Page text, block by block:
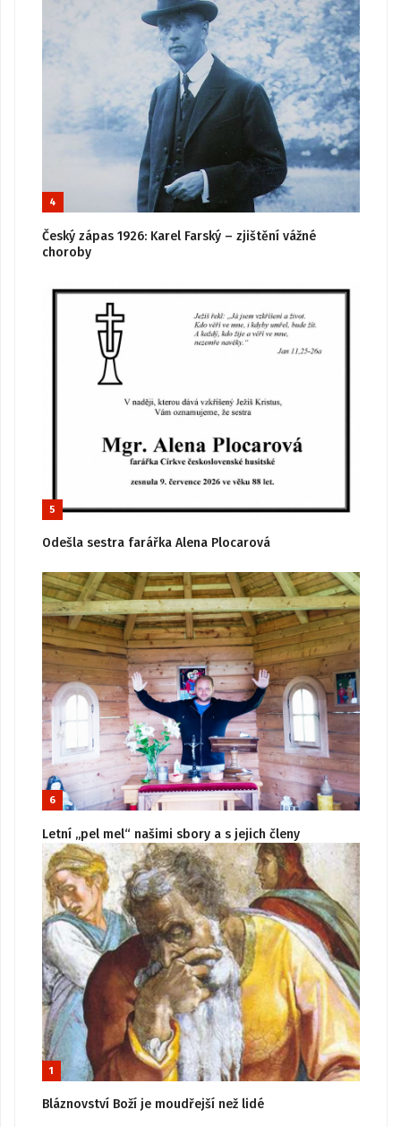
4
Český zápas 1926: Karel Farský – zjištění vážné
choroby
5
Odešla sestra farářka Alena Plocarová
6
Letní „pel mel“ našimi sbory a s jejich členy
1
Bláznovství Boží je moudřejší než lidé